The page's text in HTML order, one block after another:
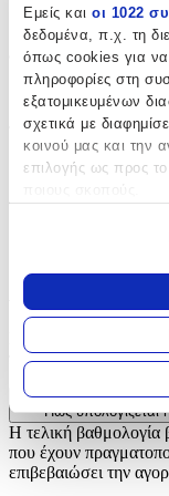
Εμείς και οι 1022
δεδομένα, π.χ. τη
όπως cookies για
πληροφορίες στη
εξατομικευμένων
σχετικά με
κοινού μας και την
επιλογής ως προς
Εάν μας
τοποθεσία, οι
Να
συγκεκριμένα
Μάθετε περισσότερα
προσωπικών σας
ενότητα
τη συγκατάθεσή
Χρησιμοποιούμε
Καφέ
Φύλο:
Αγόρι
Τύπος:
Τρόλεϊ
Τάξη:
Προς το παρόν δεν
προστεθούν, θα
Πώς υπολογίζεται
Η τελική βαθμολογία
που έχουν
επιβεβαιώσει την